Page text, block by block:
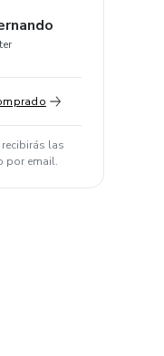
las
por email.